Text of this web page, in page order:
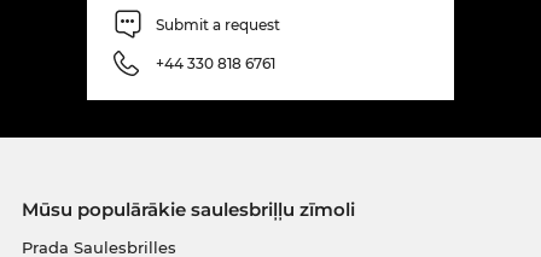
Submit a request
+44 330 818 6761
Mūsu populārākie saulesbriļļu zīmoli
Prada Saulesbrilles